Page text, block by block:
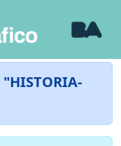
"HISTORIA-